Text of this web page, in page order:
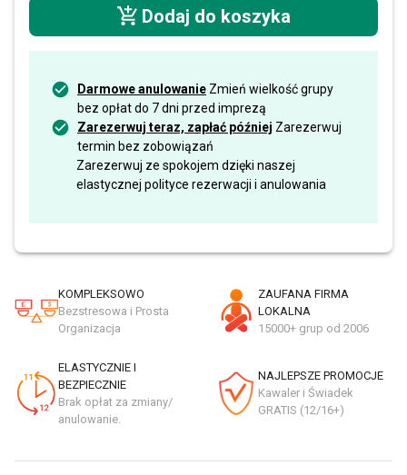
Dodaj do koszyka
Darmowe anulowanie Zmień wielkość grupy
bez opłat do 7 dni przed imprezą
Zarezerwuj teraz, zapłać później Zarezerwuj
termin bez zobowiązań
Zarezerwuj ze spokojem dzięki naszej
elastycznej polityce rezerwacji i anulowania
KOMPLEKSOWO
Bezstresowa i Prosta
Organizacja
ZAUFANA FIRMA
LOKALNA
15000+ grup od 2006
ELASTYCZNIE I
BEZPIECZNIE
Brak opłat za zmiany/
anulowanie.
NAJLEPSZE PROMOCJE
Kawaler i Świadek
GRATIS (12/16+)